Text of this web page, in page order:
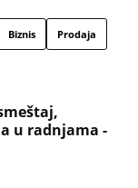
Biznis Prodaja
u radnjama -